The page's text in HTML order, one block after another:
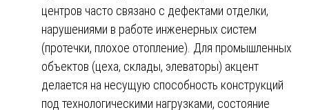
центров часто связано с дефектами отделки,
нарушениями в работе инженерных систем
(протечки, плохое отопление). Для промышленных
объектов (цеха, склады, элеваторы) акцент
делается на несущую способность конструкций
под технологическими нагрузками, состояние